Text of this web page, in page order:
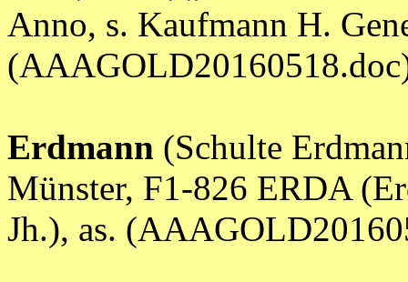
Anno, s. Kaufmann H.
Erdmann (Schulte
Münster, F1-826 ERDA
Jh.), as.